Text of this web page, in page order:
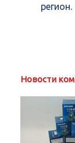
регион.
Новости